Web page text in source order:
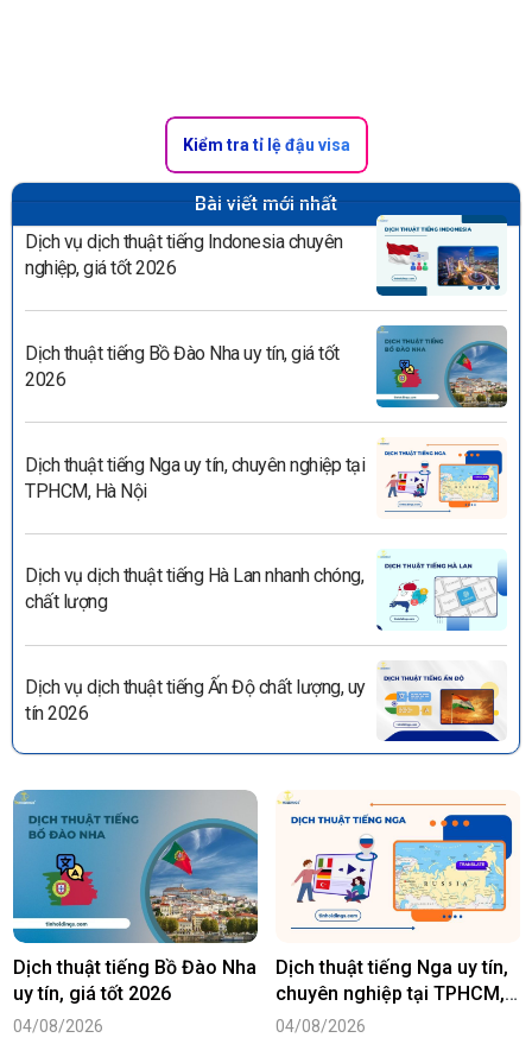
Kiểm tra tỉ lệ đậu visa
Bài viết mới nhất
Dịch vụ dịch thuật tiếng Indonesia chuyên
nghiệp, giá tốt 2026
Dịch thuật tiếng Bồ Đào Nha uy tín, giá tốt
2026
Dịch thuật tiếng Nga uy tín, chuyên nghiệp tại
TPHCM, Hà Nội
Dịch vụ dịch thuật tiếng Hà Lan nhanh chóng,
chất lượng
Dịch vụ dịch thuật tiếng Ấn Độ chất lượng, uy
tín 2026
Dịch thuật tiếng Bồ Đào Nha
uy tín, giá tốt 2026
04/08/2026
Dịch thuật tiếng Nga uy tín,
chuyên nghiệp tại TPHCM,
Hà Nội
04/08/2026